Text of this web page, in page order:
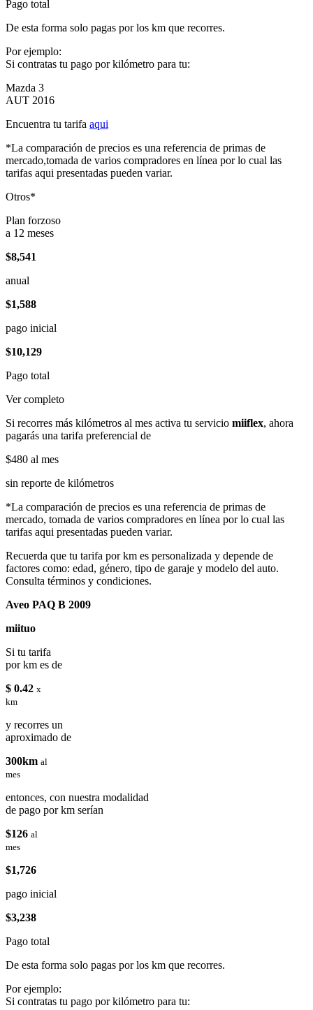
Pago total
De esta forma solo pagas por los km que recorres.
Por ejemplo:
Si contratas tu pago por kilómetro para tu:
Mazda 3
AUT 2016
Encuentra tu tarifa aqui
*La comparación de precios es una referencia de primas de
mercado,tomada de varios compradores en línea por lo cual las
tarifas aqui presentadas pueden variar.
Otros*
Plan forzoso
a 12 meses
$8,541
anual
$1,588
pago inicial
$10,129
Pago total
Ver completo
Si recorres más kilómetros al mes activa tu servicio miiflex, ahora
pagarás una tarifa preferencial de
$480 al mes
sin reporte de kilómetros
*La comparación de precios es una referencia de primas de
mercado, tomada de varios compradores en línea por lo cual las
tarifas aqui presentadas pueden variar.
Recuerda que tu tarifa por km es personalizada y depende de
factores como: edad, género, tipo de garaje y modelo del auto.
Consulta términos y condiciones.
Aveo PAQ B 2009
miituo
Si tu tarifa
por km es de
$ 0.42 x
km
y recorres un
aproximado de
300km al
mes
entonces, con nuestra modalidad
de pago por km serían
$126 al
mes
$1,726
pago inicial
$3,238
Pago total
De esta forma solo pagas por los km que recorres.
Por ejemplo:
Si contratas tu pago por kilómetro para tu: